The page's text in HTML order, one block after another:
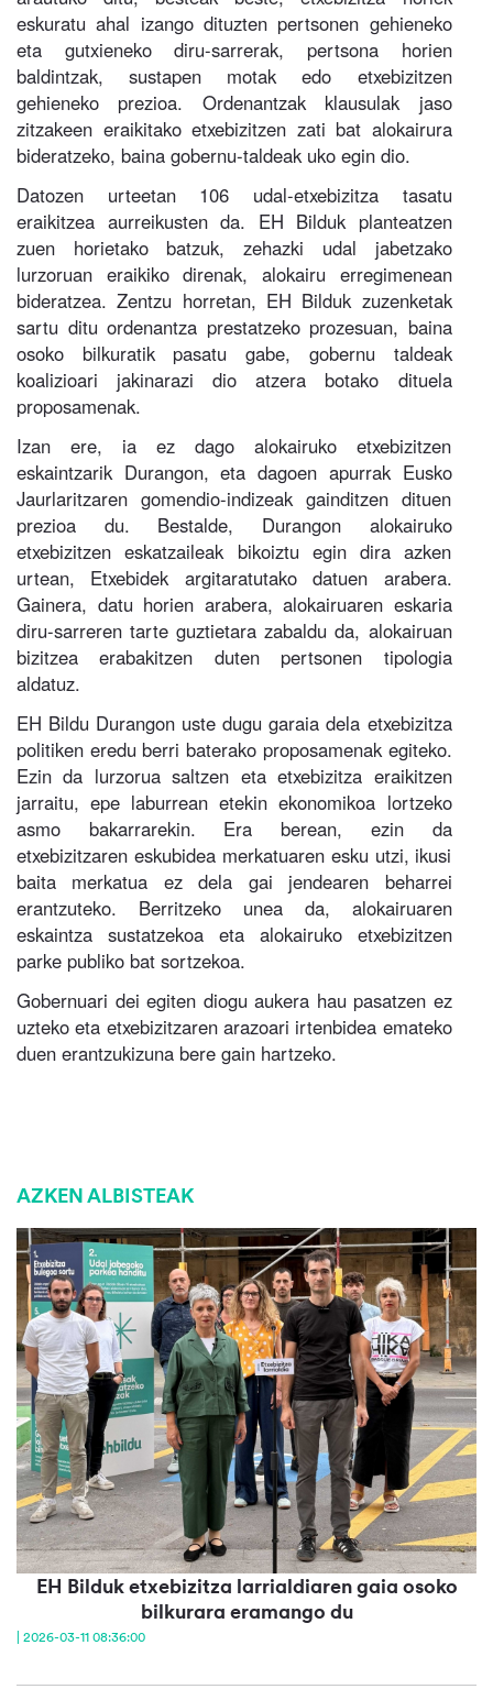
eskuratu ahal izango dituzten pertsonen gehieneko
eta gutxieneko diru-sarrerak, pertsona horien
baldintzak, sustapen motak edo etxebizitzen
gehieneko prezioa. Ordenantzak klausulak jaso
zitzakeen eraikitako etxebizitzen zati bat alokairura
bideratzeko, baina gobernu-taldeak uko egin dio.
Datozen urteetan 106 udal-etxebizitza tasatu
eraikitzea aurreikusten da. EH Bilduk planteatzen
zuen horietako batzuk, zehazki udal jabetzako
lurzoruan eraikiko direnak, alokairu erregimenean
bideratzea. Zentzu horretan, EH Bilduk zuzenketak
sartu ditu ordenantza prestatzeko prozesuan, baina
osoko bilkuratik pasatu gabe, gobernu taldeak
koalizioari jakinarazi dio atzera botako dituela
proposamenak.
Izan ere, ia ez dago alokairuko etxebizitzen
eskaintzarik Durangon, eta dagoen apurrak Eusko
Jaurlaritzaren gomendio-indizeak gainditzen dituen
prezioa du. Bestalde, Durangon alokairuko
etxebizitzen eskatzaileak bikoiztu egin dira azken
urtean, Etxebidek argitaratutako datuen arabera.
Gainera, datu horien arabera, alokairuaren eskaria
diru-sarreren tarte guztietara zabaldu da, alokairuan
bizitzea erabakitzen duten pertsonen tipologia
aldatuz.
EH Bildu Durangon uste dugu garaia dela etxebizitza
politiken eredu berri baterako proposamenak egiteko.
Ezin da lurzorua saltzen eta etxebizitza eraikitzen
jarraitu, epe laburrean etekin ekonomikoa lortzeko
asmo bakarrarekin. Era berean, ezin da
etxebizitzaren eskubidea merkatuaren esku utzi, ikusi
baita merkatua ez dela gai jendearen beharrei
erantzuteko. Berritzeko unea da, alokairuaren
eskaintza sustatzekoa eta alokairuko etxebizitzen
parke publiko bat sortzekoa.
Gobernuari dei egiten diogu aukera hau pasatzen ez
uzteko eta etxebizitzaren arazoari irtenbidea emateko
duen erantzukizuna bere gain hartzeko.
AZKEN ALBISTEAK
EH Bilduk etxebizitza larrialdiaren gaia osoko
bilkurara eramango du
| 2026-03-11 08:36:00